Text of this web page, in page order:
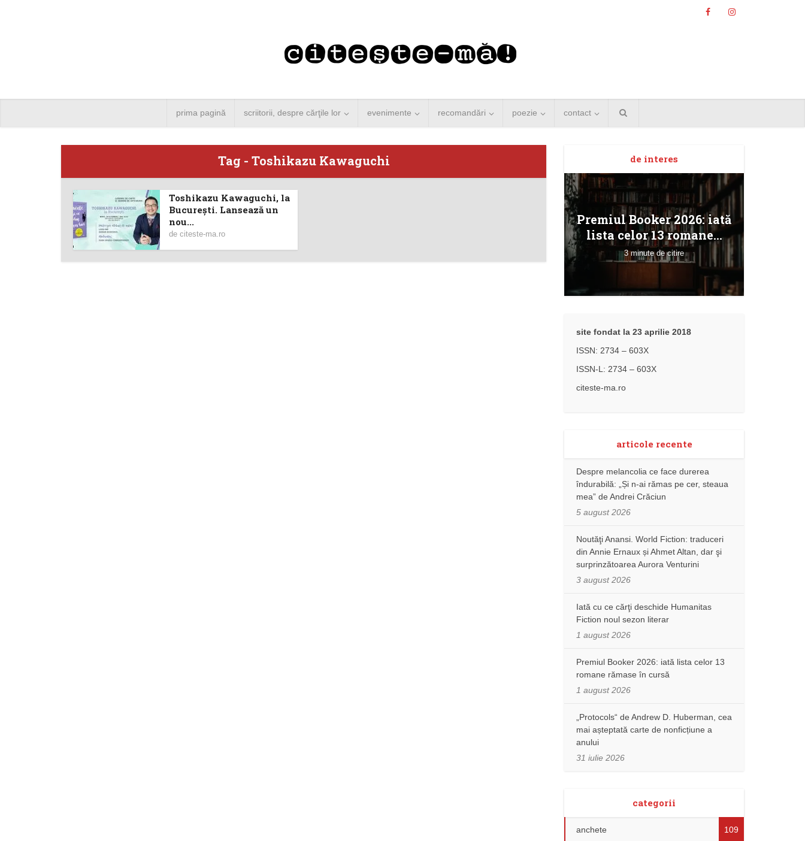
prima pagină scriitorii, despre cărţile lor evenimente recomandări poezie contact
Tag - Toshikazu Kawaguchi
Toshikazu Kawaguchi, la
București. Lansează un
nou...
de citeste-ma.ro
de interes
Angela Merkel vine la
Premiul Booker 2026: iată
lista celor 13 romane...
3 minute de citire
site fondat la 23 aprilie 2018
ISSN: 2734 – 603X
ISSN-L: 2734 – 603X
citeste-ma.ro
articole recente
Despre melancolia ce face durerea
îndurabilă: „Și n-ai rămas pe cer, steaua
mea” de Andrei Crăciun
5 august 2026
Noutăţi Anansi. World Fiction: traduceri
din Annie Ernaux și Ahmet Altan, dar şi
surprinzătoarea Aurora Venturini
3 august 2026
Iată cu ce cărţi deschide Humanitas
Fiction noul sezon literar
1 august 2026
Premiul Booker 2026: iată lista celor 13
romane rămase în cursă
1 august 2026
„Protocols“ de Andrew D. Huberman, cea
mai așteptată carte de nonficțiune a
anului
31 iulie 2026
categorii
anchete 109